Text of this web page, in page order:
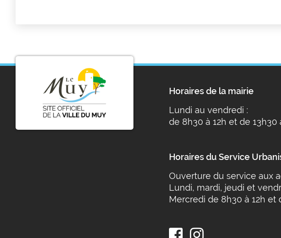
Horaires de la mairie
Lundi au vendredi :
de 8h30 à 12h et de 13h30
Horaires du Service
Ouverture du service aux
Lundi, mardi, jeudi et
Mercredi de 8h30 à 12h et